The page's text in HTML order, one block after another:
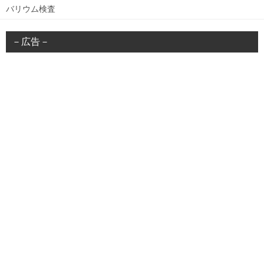
バリウム検査
－広告－